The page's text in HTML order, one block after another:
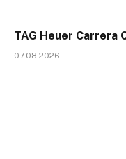
TAG Heuer Carrera
07.08.2026